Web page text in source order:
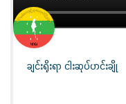
ချင်းရိုးရာ ငါးဆုပ်ဟင်းချို